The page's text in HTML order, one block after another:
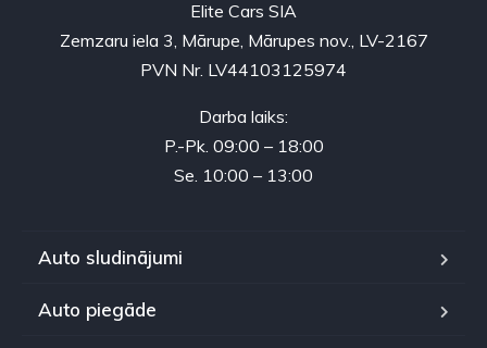
Elite Cars SIA
Zemzaru iela 3, Mārupe, Mārupes nov., LV-2167
PVN Nr. LV44103125974
Darba laiks:
P.-Pk. 09:00 – 18:00
Se. 10:00 – 13:00
Auto sludinājumi
Auto piegāde